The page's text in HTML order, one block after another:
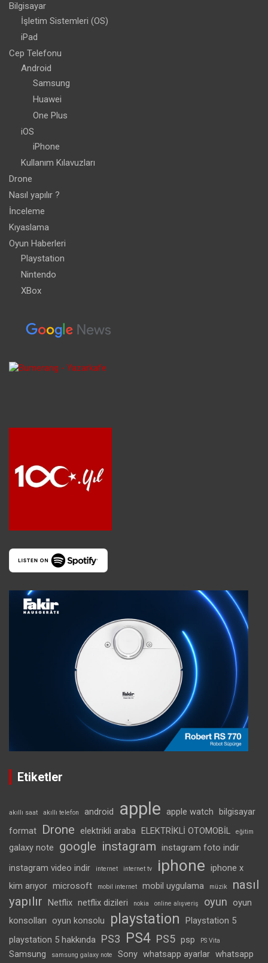
Bilgisayar
İşletim Sistemleri (OS)
iPad
Cep Telefonu
Android
Samsung
Huawei
One Plus
iOS
iPhone
Kullanım Kılavuzları
Drone
Nasıl yapılır ?
İnceleme
Kıyaslama
Oyun Haberleri
Playstation
Nintendo
XBox
Etiketler
akıllı saat akıllı telefon android apple apple watch bilgisayar
format
Drone elektrikli araba ELEKTRİKLİ OTOMOBİL eğitim
galaxy note google instagram instagram foto indir
instagram video indir
internet internet tv iphone iphone x
kim arıyor microsoft mobil internet mobil uygulama müzik
nasıl
yapılır Netflix netflix dizileri nokia online alışveriş oyun
oyun
konsolları
oyun konsolu playstation
Playstation 5
playstation 5 hakkında PS3 PS4 PS5 psp PS Vita
Samsung samsung galaxy note Sony whatsapp ayarlar whatsapp